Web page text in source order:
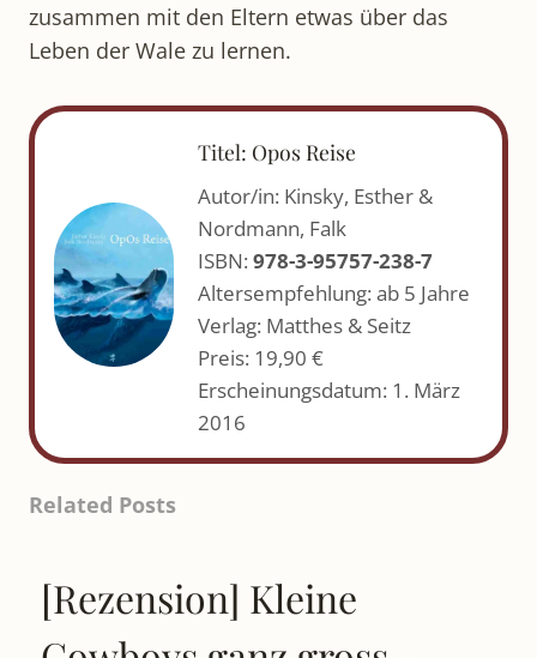
zusammen mit den Eltern etwas über das
Leben der Wale zu lernen.
Titel: Opos Reise
Autor/in: Kinsky, Esther &
Nordmann, Falk
ISBN: 978-3-95757-238-7
Altersempfehlung: ab 5 Jahre
Verlag: Matthes & Seitz
Preis: 19,90 €
Erscheinungsdatum: 1. März
2016
Related Posts
[Rezension] Kleine